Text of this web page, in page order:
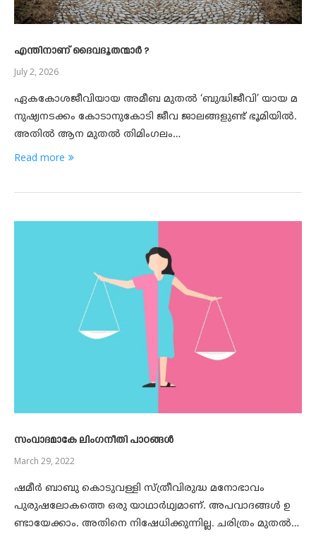
എന്തിനാണ് ദൈവദൂതന്മാര്‍ ?
July 2, 2026
ഏകകോശജീവിയായ അമീബ മുതല്‍ ‘ബുദ്ധിജീവി’ യായ മ
നുഷ്യനടക്കം കോടാനുകോടി ജീവ ജാലങ്ങളുണ്ട് ഭൂമിയില്‍.
അതില്‍ ആന മുതല്‍ തിമിംഗലം…
Read more
സംവാദമാകേ ലിംഗനീതി പാഠങ്ങൾ
March 29, 2022
ഷമീർ ബാബു കൊടുവള്ളി സ്ത്രീവിരുദ്ധ മനോഭാവം
പുരുഷലോകത്തെ ഒരു യാഥാര്‍ഥ്യമാണ്. അപവാദങ്ങള്‍ ഉ
ണ്ടായേക്കാം. അതിനെ നിഷേധിക്കുന്നില്ല. ചരിത്രം മുതല്‍…